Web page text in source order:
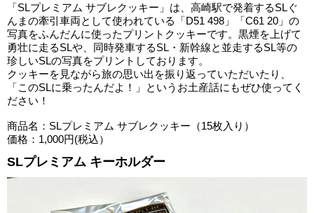
「SLプレミアム サブレクッキー」は、高崎駅で発着するSLぐ
んまの牽引車両として使われている「D51 498」「C61 20」の
写真をふんだんに使ったプリントクッキーです。黒煙を上げて
勇壮に走るSLや、同時発車するSL・新幹線と並走するSL等の
珍しいSLの写真をプリントしております。
クッキーを見ながら旅の思い出を振り返っていただいたり、
「このSLに乗ったんだよ！」というお土産話にもぜひ使ってく
ださい！
商品名：SLプレミアム サブレクッキー（15枚入り）
価格：1,000円(税込）
SLプレミアム キーホルダー